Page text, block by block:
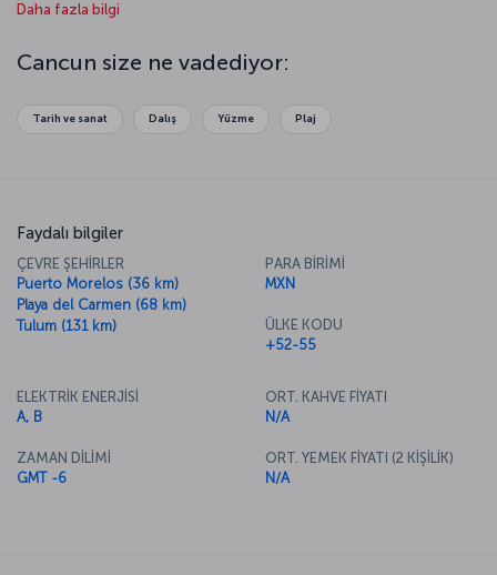
başlatılan çalışmalarla dünya çapında bir tatil beldesine
Daha fazla bilgi
Cancun size ne vadediyor:
Tarih ve sanat Dalış Yüzme Plaj
Faydalı bilgiler
ÇEVRE ŞEHİRLER
Puerto Morelos (36 km)
Playa del Carmen (68 km)
Tulum (131 km)
PARA BİRİMİ
MXN
ÜLKE KODU
+52-55
ELEKTRİK ENERJİSİ
A, B
ZAMAN DİLİMİ
GMT -6
ORT. KAHVE FİYATI
N/A
ORT. YEMEK FİYATI (2 KİŞİLİK)
N/A